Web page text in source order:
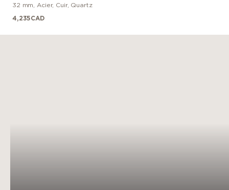
32 mm Acier, Cuir, Quartz
4,235CAD